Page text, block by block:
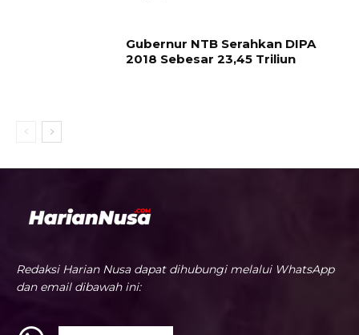
Gubernur NTB Serahkan DIPA
2018 Sebesar 23,45 Triliun
Redaksi Harian Nusa dapat dihubungi melalui WhatsApp
dan email dibawah ini: